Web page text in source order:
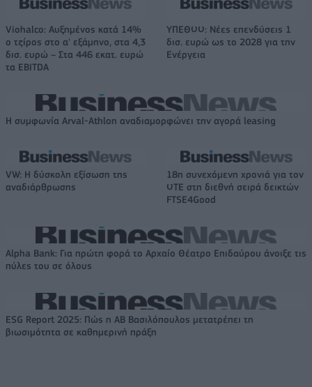
Viohalco: Αυξημένος κατά 14%
ο τζίρος στο α' εξάμηνο, στα 4,3
δισ. ευρώ – Στα 446 εκατ. ευρώ
τα EBITDA
ΥΠΕΘΟΟ: Νέες επενδύσεις 1
δισ. ευρώ ως το 2028 για την
Ενέργεια
Η συμφωνία Arval-Athlon αναδιαμορφώνει την αγορά leasing
VW: Η δύσκολη εξίσωση της
αναδιάρθρωσης
18η συνεχόμενη χρονιά για τον
ΟΤΕ στη διεθνή σειρά δεικτών
FTSE4Good
Alpha Bank: Για πρώτη φορά το Αρχαίο Θέατρο Επιδαύρου άνοιξε τις
πύλες του σε όλους
ESG Report 2025: Πώς η ΑΒ Βασιλόπουλος μετατρέπει τη
βιωσιμότητα σε καθημερινή πράξη